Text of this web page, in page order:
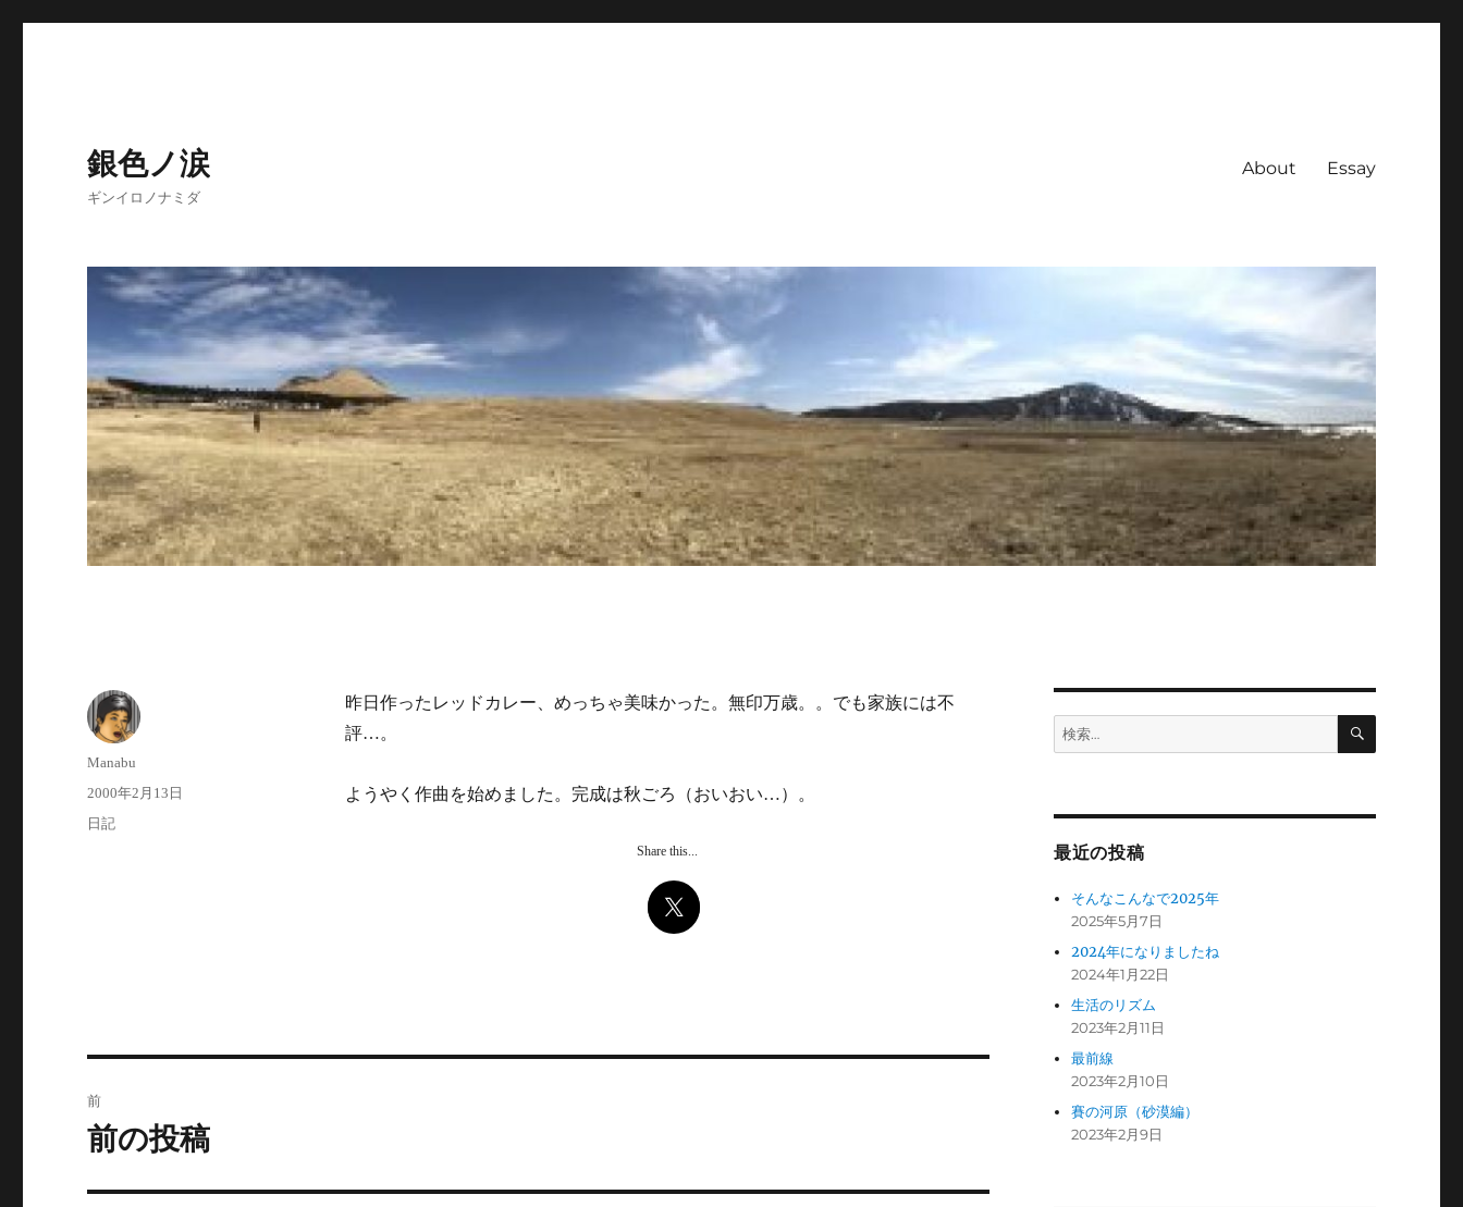
銀色ノ涙
ギンイロノナミダ
About Essay
昨日作ったレッドカレー、めっちゃ美味かった。無印万歳。。でも家族には不
評…。
ようやく作曲を始めました。完成は秋ごろ（おいおい…）。
Share this...
投
稿
Manabu
投
稿
2000年2月13日
カ
日記
稿
前
前
投
前の投稿
検
索:
検
最近の投稿
そんなこんなで2025年
2025年5月7日
2024年になりましたね
2024年1月22日
生活のリズム
2023年2月11日
最前線
2023年2月10日
賽の河原（砂漠編）
2023年2月9日